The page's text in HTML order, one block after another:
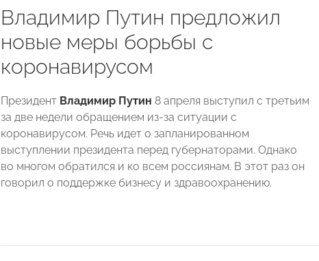
Владимир Путин предложил
новые меры борьбы с
коронавирусом
Президент Владимир Путин 8 апреля выступил с третьим
за две недели обращением из-за ситуации с
коронавирусом. Речь идет о запланированном
выступлении президента перед губернаторами. Однако
во многом обратился и ко всем россиянам. В этот раз он
говорил о поддержке бизнесу и здравоохранению.